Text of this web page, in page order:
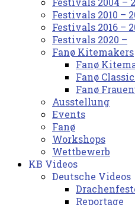
Festivals 2010 –
Festivals 2016 –
Festivals 2020 –
Fanø Kitemakers
Fanø
Fanø
Fanø
Ausstellung
Events
Fanø
Workshops
Wettbewerb
KB Videos
Deutsche Videos
Reportage